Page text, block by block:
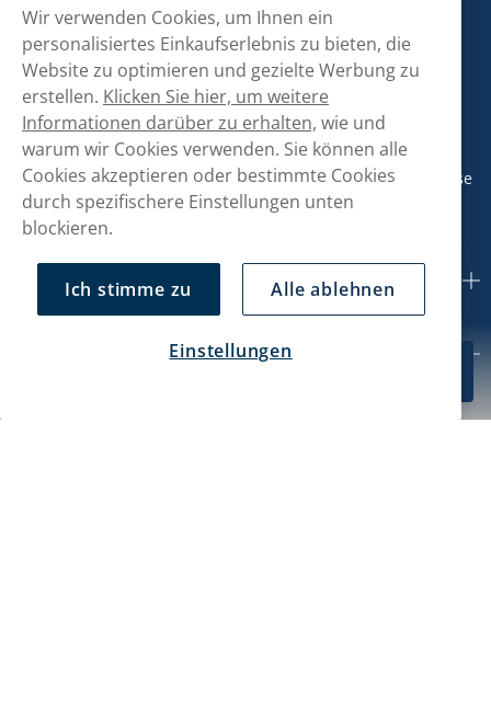
CHF 53.49
Kontaktiere uns!
hallo@snusmarkt.ch
+410800561053
Mo/Di: 08:30-17 Uhr (Pause 12-13) Mi/Do: 10:30-19 Uhr (Pause
14-15) Fr: 09-17 Uhr (Pause 12-13)
Kundendienst
Wir verwenden Cookies, um Ihnen ein
personalisiertes Einkaufserlebnis zu bieten, die
Website zu optimieren und gezielte Werbung zu
erstellen. Klicken Sie hier, um weitere
Informationen darüber zu erhalten, wie und
warum wir Cookies verwenden. Sie können alle
Cookies akzeptieren oder bestimmte Cookies
durch spezifischere Einstellungen unten
blockieren.
Ich stimme zu Alle ablehnen
Einstellungen